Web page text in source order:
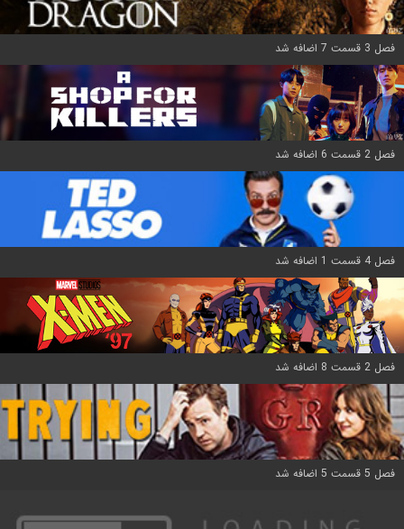
فصل 3 قسمت 7 اضافه شد
فصل 2 قسمت 6 اضافه شد
فصل 4 قسمت 1 اضافه شد
فصل 2 قسمت 8 اضافه شد
فصل 5 قسمت 5 اضافه شد